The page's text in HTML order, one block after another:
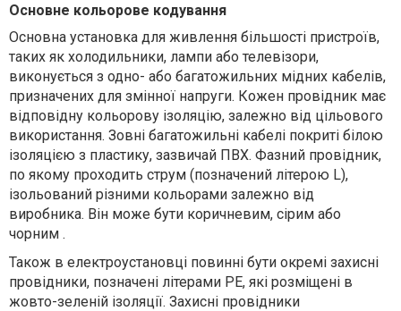
Основне кольорове кодування
Основна установка для живлення більшості пристроїв,
таких як холодильники, лампи або телевізори,
виконується з одно- або багатожильних мідних кабелів,
призначених для змінної напруги. Кожен провідник має
відповідну кольорову ізоляцію, залежно від цільового
використання. Зовні багатожильні кабелі покриті білою
ізоляцією з пластику, зазвичай ПВХ. Фазний провідник,
по якому проходить струм (позначений літерою L),
ізольований різними кольорами залежно від
виробника. Він може бути коричневим, сірим або
чорним .
Також в електроустановці повинні бути окремі захисні
провідники, позначені літерами PE, які розміщені в
жовто-зеленій ізоляції. Захисні провідники